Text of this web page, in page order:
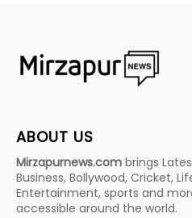
ABOUT US
Mirzapurnews.com brings
Business, Bollywood, Cricket,
Entertainment, sports and
accessible around the world.